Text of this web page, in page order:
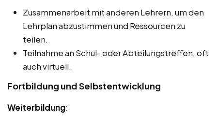
Zusammenarbeit mit anderen Lehrern, um den
Lehrplan abzustimmen und Ressourcen zu
teilen.
Teilnahme an Schul- oder Abteilungstreffen, oft
auch virtuell.
Fortbildung und Selbstentwicklung
Weiterbildung: